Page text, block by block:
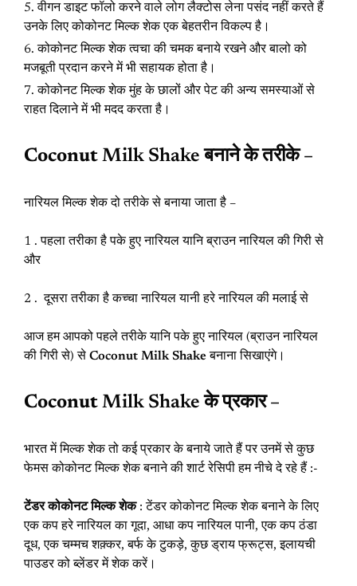
वीगन डाइट फॉलो करने वाले लोग लैक्टोस लेना पसंद नहीं करते हैं
उनके लिए कोकोनट मिल्क शेक एक बेहतरीन विकल्प है।
कोकोनट मिल्क शेक त्वचा की चमक बनाये रखने और बालो को
मजबूती प्रदान करने में भी सहायक होता है।
कोकोनट मिल्क शेक मुंह के छालों और पेट की अन्य समस्याओं से
राहत दिलाने में भी मदद करता है।
Coconut Milk Shakeबनाने के तरीके –
नारियल मिल्क शेक दो तरीके से बनाया जाता है –
1 . पहला तरीका है पके हुए नारियल यानि ब्राउन नारियल की गिरी से
और
2 . दूसरा तरीका है कच्चा नारियल यानी हरे नारियल की मलाई से
आज हम आपको पहले तरीके यानि पके हुए नारियल (ब्राउन नारियल
की गिरी से) से Coconut Milk Shakeबनाना सिखाएंगे।
Coconut Milk Shake के प्रकार –
भारत में मिल्क शेक तो कई प्रकार के बनाये जाते हैं पर उनमें से कुछ
फेमस कोकोनट मिल्क शेक बनाने की शार्ट रेसिपी हम नीचे दे रहे हैं :-
टेंडर कोकोनट मिल्क शेक : टेंडर कोकोनट मिल्क शेक बनाने के लिए
एक कप हरे नारियल का गूदा, आधा कप नारियल पानी, एक कप ठंडा
दूध, एक चम्मच शक़्कर, बर्फ के टुकड़े, कुछ ड्राय फ्रूट्स, इलायची
पाउडर को ब्लेंडर में शेक करें।